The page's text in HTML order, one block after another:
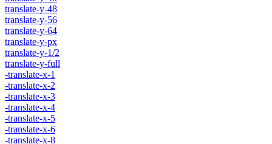
translate-y-48
translate-y-56
translate-y-64
translate-y-px
translate-y-1/2
translate-y-full
-translate-x-1
-translate-x-2
-translate-x-3
-translate-x-4
-translate-x-5
-translate-x-6
-translate-x-8